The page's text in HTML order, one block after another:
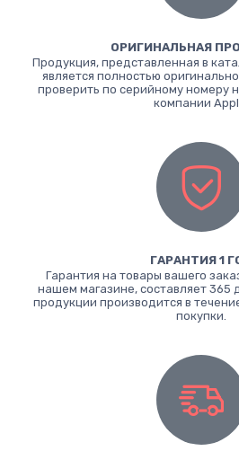
ОРИГИНАЛЬНАЯ
Продукция, представленная в
является полностью
проверить по серийному номеру
компании
ГАРАНТИЯ 1
Гарантия на товары вашего
нашем магазине, составляет 365
продукции производится в
покупки.